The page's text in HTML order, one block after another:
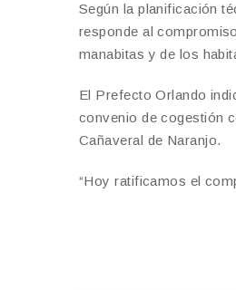
Según la planificación
responde al
manabitas y de los
El Prefecto Orlando
convenio de cogestión
Cañaveral de Naranjo.
“Hoy ratificamos el